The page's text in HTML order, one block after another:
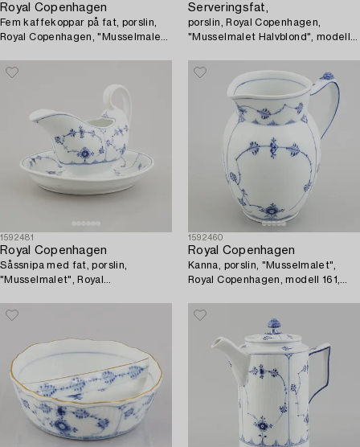
Royal Copenhagen
Fem kaffekoppar på fat, porslin,
Royal Copenhagen, "Musselmalet
Serveringsfat,
porslin, Royal Copenhagen,
"Musselmalet Halvblond", modell
1592481
Royal Copenhagen
Såssnipa med fat, porslin,
"Musselmalet", Royal
1900 samt 1800-tal.
1592460
Royal Copenhagen
Kanna, porslin, "Musselmalet",
Royal Copenhagen, modell 161,